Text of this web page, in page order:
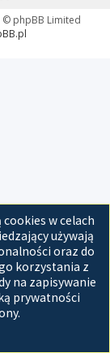
w celach
używają
oraz do
korzystania z
na zapisywanie
prywatności
phpBB Limited